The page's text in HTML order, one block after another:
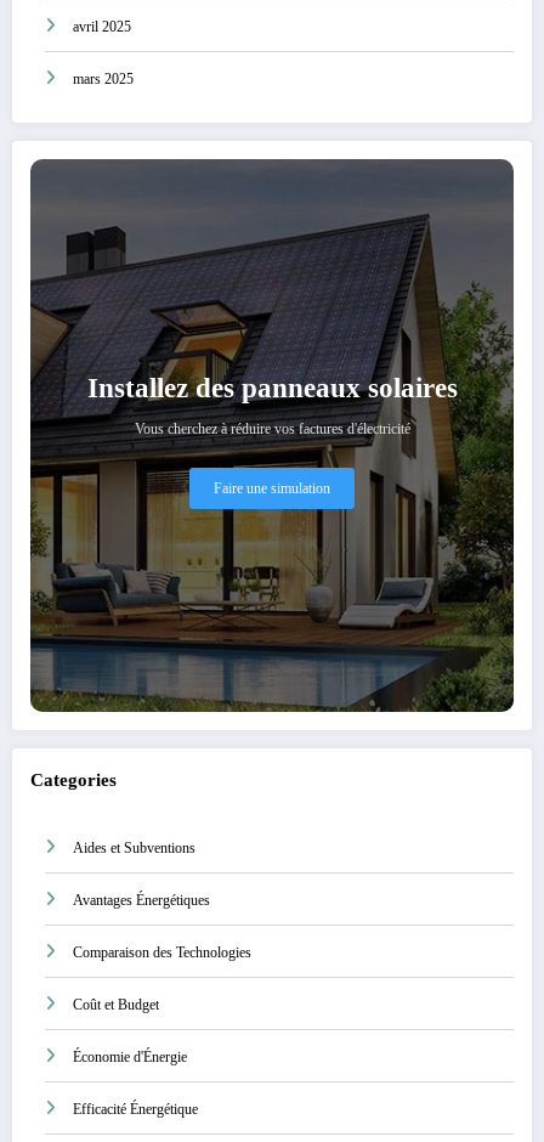
avril 2025
mars 2025
Installez des panneaux solaires
Vous cherchez à réduire vos factures d'électricité
Faire une simulation
Categories
Aides et Subventions
Avantages Énergétiques
Comparaison des Technologies
Coût et Budget
Économie d'Énergie
Efficacité Énergétique